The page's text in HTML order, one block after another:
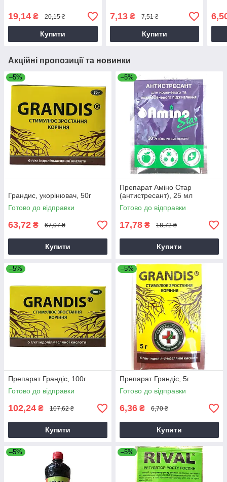
19,14 ₴ 20,15 ₴
Купити
7,13₴ 7,51 ₴
Купити
Акційні пропозиції та новинки
–5%
Грандис, укорінювач, 50г
Готово до відправки
63,72 ₴ 67,07 ₴
Купити
–5%
Препарат Аміно Стар
(антистресант), 25 мл
Готово до відправки
17,78 ₴ 18,72 ₴
Купити
–5%
Препарат Грандіс, 100г
Готово до відправки
102,24 ₴ 107,62 ₴
Купити
–5%
Препарат Грандіс, 5г
Готово до відправки
6,36 ₴ 6,70 ₴
Купити
–5% –5%